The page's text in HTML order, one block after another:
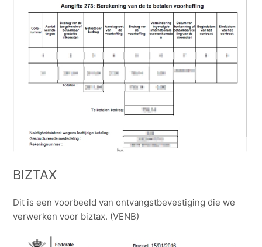
BIZTAX
Dit is een voorbeeld van ontvangstbevestiging die we
verwerken voor biztax. (VENB)